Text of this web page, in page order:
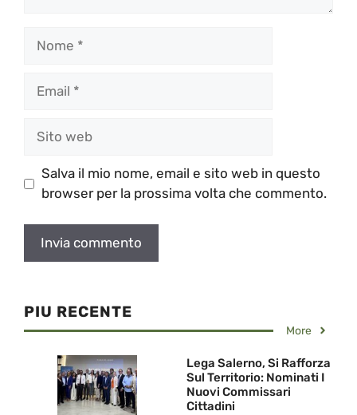
Salva il mio nome, email e sito web in questo
browser per la prossima volta che commento.
PIU RECENTE
More
Lega Salerno, Si Rafforza
Sul Territorio: Nominati I
Nuovi Commissari
Cittadini